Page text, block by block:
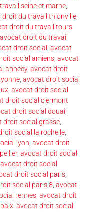
seine et marne,
droit du travail thionville,
droit du travail tours
avocat droit du travail
droit social , avocat
social amiens, avocat
annecy, avocat droit
, avocat droit social
, avocat droit social
droit social clermont
droit social douai,
droit social grasse,
social la rochelle,
lyon, avocat droit
, avocat droit social
avocat droit social
droit social paris,
social paris 8, avocat
rennes, avocat droit
, avocat droit social